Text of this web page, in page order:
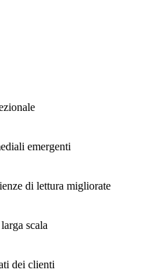
emergenti
di lettura migliorate
scala
dei clienti